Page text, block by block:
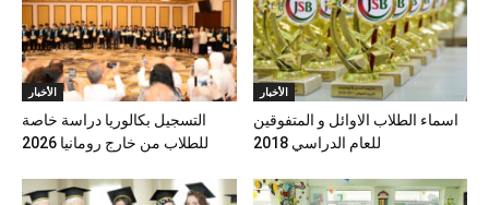
الأخبار
التسجيل بكالوريا دراسة خاصة
للطلاب من خارج رومانيا 2026
الأخبار
اسماء الطلاب الاوائل و المتفوقين
للعام الدراسي 2018